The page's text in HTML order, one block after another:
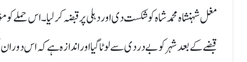
مغل شہنشاہ محمد شاہ کو شکست دی اور دہلی پر قبضہ کر لیا۔ اس
قبضے کے بعد شہر کو بے دردی سے لوٹا گیا اور اندازہ ہے کہ اس دوران تقریباً 70 کروڑ روپے کی دولت نادر شاہ